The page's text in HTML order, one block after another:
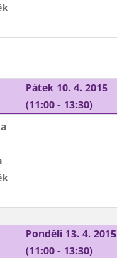
Pátek 10. 4. 2015
(11:00 - 13:30)
Pondělí 13. 4. 2015
(11:00 - 13:30)